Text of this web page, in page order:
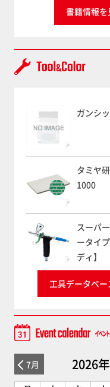
書籍情報を
ガンシ
タミヤ
1000
スーパ
ータイ
ディ】
工具データベー
7月 2026